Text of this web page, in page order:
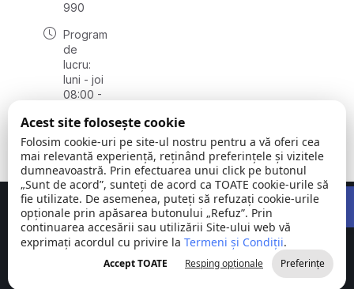
990
Program
de
lucru:
luni - joi
08:00 -
vineri
08:00 -
14:00
Comuna
Stejaru |
județul Tulcea
©
2026
Toate
drepturile
rezervate
Concept realizat deBig Media Relații Publice SRL
Acest site folosește cookie
Folosim cookie-uri pe site-ul nostru pentru a vă oferi cea
mai relevantă experiență, reținând preferințele și vizitele
dumneavoastră. Prin efectuarea unui click pe butonul
„Sunt de acord”, sunteți de acord ca TOATE cookie-urile să
fie utilizate. De asemenea, puteți să refuzați cookie-urile
opționale prin apăsarea butonului „Refuz”. Prin
continuarea accesării sau utilizării Site-ului web vă
exprimați acordul cu privire la Termeni și Condiții.
Accept TOATE Resping opționale Preferințe